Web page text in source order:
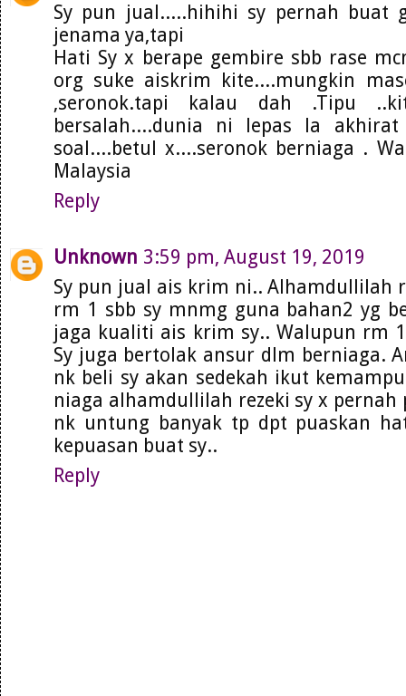
Sy pun jual.....hihihi sy pernah buat
jenama ya,tapi
Hati Sy x berape gembire sbb rase
org suke aiskrim kite....mungkin
,seronok.tapi kalau dah .Tipu
bersalah....dunia ni lepas la
soal....betul x....seronok berniaga .
Malaysia
Reply
Unknown 3:59 pm, August 19, 2019
Sy pun jual ais krim ni.. Alhamdullilah
rm 1 sbb sy mnmg guna bahan2 yg
jaga kualiti ais krim sy.. Walupun rm
Sy juga bertolak ansur dlm berniaga.
nk beli sy akan sedekah ikut
niaga alhamdullilah rezeki sy x
nk untung banyak tp dpt puaskan
kepuasan buat sy..
Reply